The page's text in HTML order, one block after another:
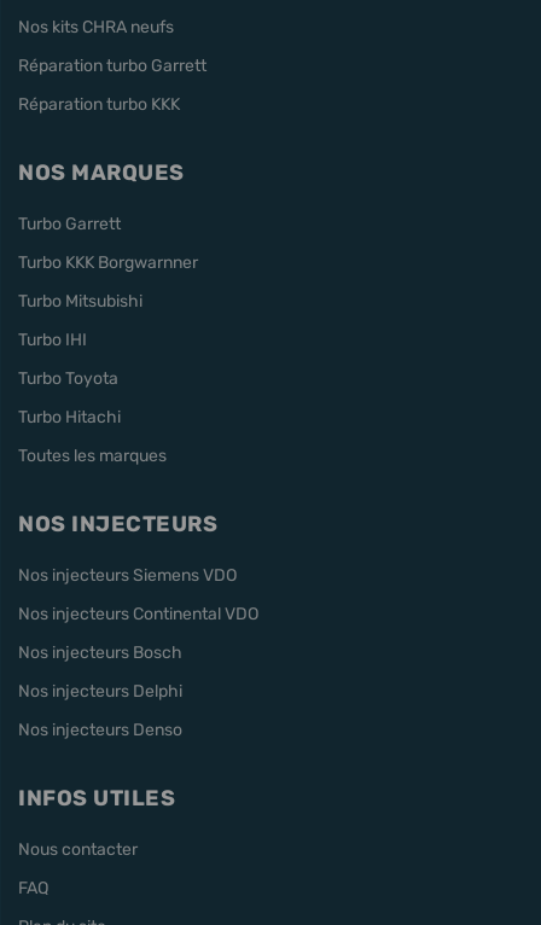
Nos kits CHRA neufs
Réparation turbo Garrett
Réparation turbo KKK
NOS MARQUES
Turbo Garrett
Turbo KKK Borgwarnner
Turbo Mitsubishi
Turbo IHI
Turbo Toyota
Turbo Hitachi
Toutes les marques
NOS INJECTEURS
Nos injecteurs Siemens VDO
Nos injecteurs Continental VDO
Nos injecteurs Bosch
Nos injecteurs Delphi
Nos injecteurs Denso
INFOS UTILES
Nous contacter
FAQ